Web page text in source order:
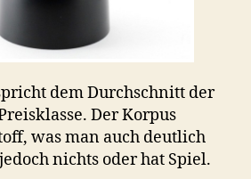
dem Durchschnitt der
Der Korpus
was man auch deutlich
nichts oder hat Spiel.